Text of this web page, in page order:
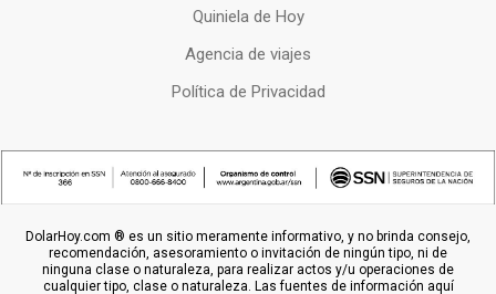
Quiniela de Hoy
Agencia de viajes
Política de Privacidad
DolarHoy.com ® es un sitio meramente informativo, y no brinda consejo,
recomendación, asesoramiento o invitación de ningún tipo, ni de
ninguna clase o naturaleza, para realizar actos y/u operaciones de
cualquier tipo, clase o naturaleza. Las fuentes de información aquí